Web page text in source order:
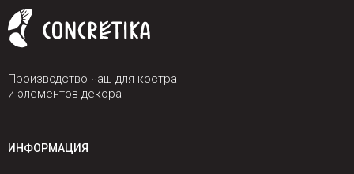
Производство чаш для костра
и элементов декора
ИНФОРМАЦИЯ